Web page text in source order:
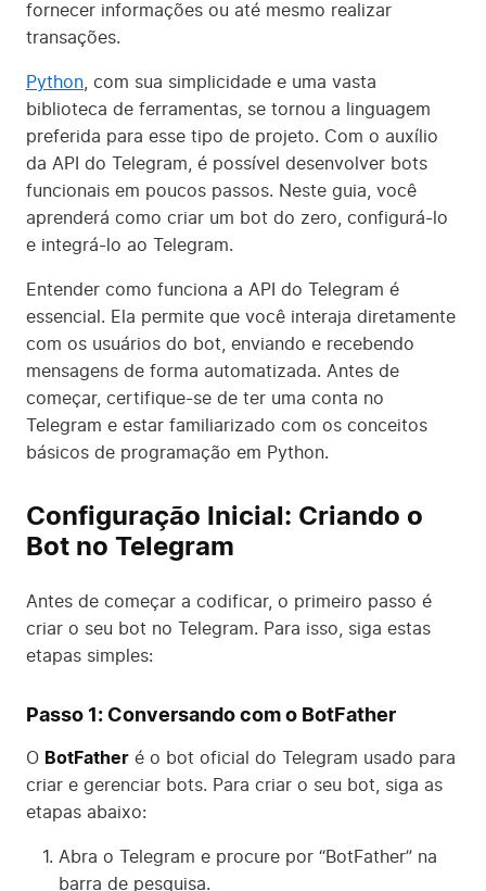
fornecer informações ou até mesmo realizar
transações.
Python , com sua simplicidade e uma vasta
biblioteca de ferramentas, se tornou a linguagem
preferida para esse tipo de projeto. Com o auxílio
da API do Telegram, é possível desenvolver bots
funcionais em poucos passos. Neste guia, você
aprenderá como criar um bot do zero, configurá-lo
e integrá-lo ao Telegram.
Entender como funciona a API do Telegram é
essencial. Ela permite que você interaja diretamente
com os usuários do bot, enviando e recebendo
mensagens de forma automatizada. Antes de
começar, certifique-se de ter uma conta no
Telegram e estar familiarizado com os conceitos
básicos de programação em Python.
Configuração Inicial: Criando o
Bot no Telegram
Antes de começar a codificar, o primeiro passo é
criar o seu bot no Telegram. Para isso, siga estas
etapas simples:
Passo 1: Conversando com o BotFather
O BotFather é o bot oficial do Telegram usado para
criar e gerenciar bots. Para criar o seu bot, siga as
etapas abaixo:
Abra o Telegram e procure por “BotFather” na
barra de pesquisa.